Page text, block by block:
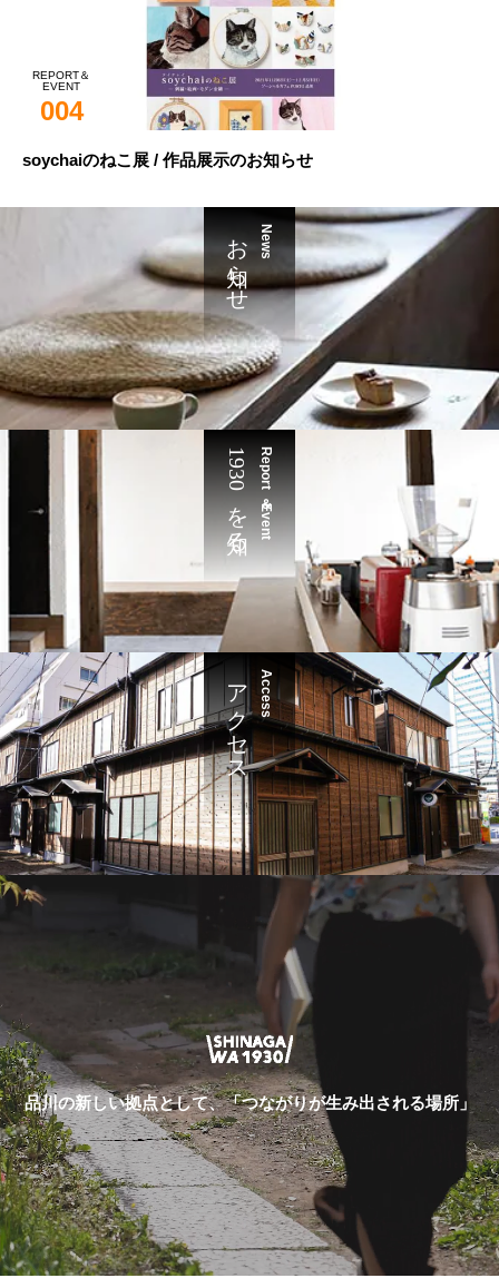
REPORT＆
EVENT
004
soychaiのねこ展 / 作品展示のお知らせ
News
お知らせ
Report＆Event
1930を知る
Access
アクセス
品川の新しい拠点として、「つながりが生み出される場所」